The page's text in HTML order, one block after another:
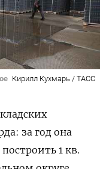
Кирилл Кухмарь / ТАСС
за год она
1 кв.